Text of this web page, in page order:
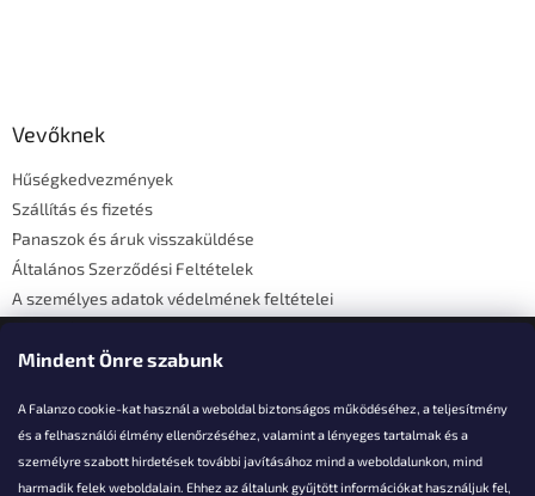
Mindent Önre szabunk
A Falanzo cookie-kat használ a weboldal biztonságos működéséhez, a teljesítmény
és a felhasználói élmény ellenőrzéséhez, valamint a lényeges tartalmak és a
személyre szabott hirdetések további javításához mind a weboldalunkon, mind
harmadik felek weboldalain. Ehhez az általunk gyűjtött információkat használjuk fel,
Vevőknek
Hűségkedvezmények
Szállítás és fizetés
Panaszok és áruk visszaküldése
Általános Szerződési Feltételek
A személyes adatok védelmének feltételei
Elérhetőségi adatok
Akarsz kérdezni valamit?